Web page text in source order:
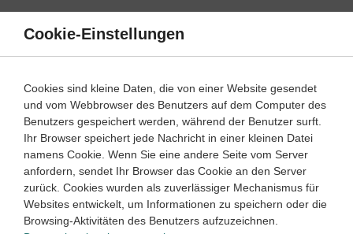
Direkt
Inhalt
Klassenarbeiten und Abiturprüfungen
Klassenarbeit
Brief/E-Mail schreiben (1)
Englisch Klasse6
Cookie-Einstellungen
Cookies sind kleine Daten, die von einer Website gesendet
und vom Webbrowser des Benutzers auf dem Computer des
Benutzers gespeichert werden, während der Benutzer surft.
Ihr Browser speichert jede Nachricht in einer kleinen Datei
namens Cookie. Wenn Sie eine andere Seite vom Server
anfordern, sendet Ihr Browser das Cookie an den Server
zurück. Cookies wurden als zuverlässiger Mechanismus für
Websites entwickelt, um Informationen zu speichern oder die
Browsing-Aktivitäten des Benutzers aufzuzeichnen.